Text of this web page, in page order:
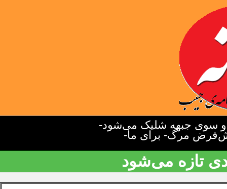
سوی جبهه شلیک می‌شود-
مرگ- برای ما-
تازه می‌شود